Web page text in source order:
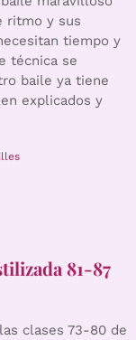
ritmo y sus
tiempo y
técnica se
baile ya tiene
explicados y
81-87
clases 73-80 de